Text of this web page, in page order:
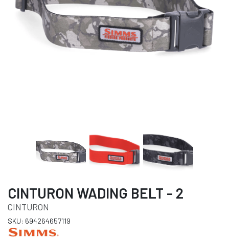
CINTURON WADING BELT - 2
CINTURON
SKU: 694264657119